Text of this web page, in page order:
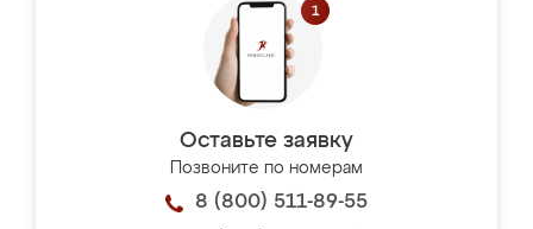
Оставьте заявку
Позвоните по номерам
8 (800) 511-89-55